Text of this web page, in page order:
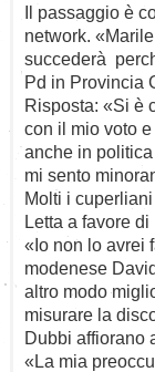
Il passaggio è
network.
succederà
Pd in Provincia
Risposta: «Si è
con il mio voto
anche in
mi sento
Molti i
Letta a favore
«Io non lo avrei
modenese
altro modo
misurare la
Dubbi affiorano
«La mia